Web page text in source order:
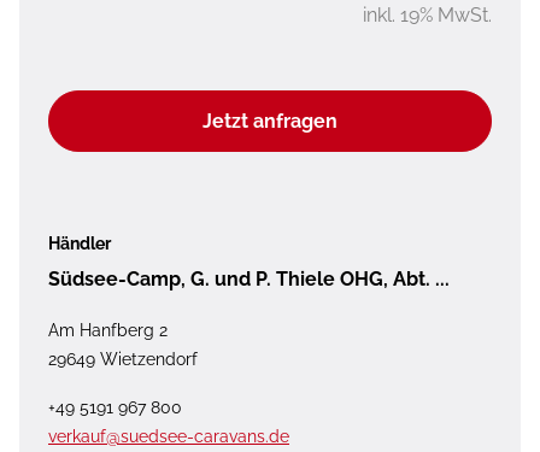
inkl. 19% MwSt.
Jetzt anfragen
Händler
Südsee-Camp, G. und P. Thiele OHG, Abt. ...
Am Hanfberg 2
29649 Wietzendorf
+49 5191 967 800
verkauf@suedsee-caravans.de